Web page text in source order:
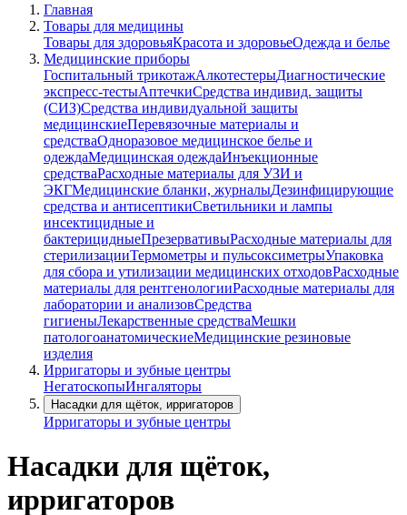
Главная
Товары для медицины
Товары для здоровьяКрасота и здоровьеОдежда и белье
Медицинские приборы
Госпитальный трикотажАлкотестерыДиагностические
экспресс-тестыАптечкиСредства индивид. защиты
(СИЗ)Средства индивидуальной защиты
медицинскиеПеревязочные материалы и
средстваОдноразовое медицинское белье и
одеждаМедицинская одеждаИнъекционные
средстваРасходные материалы для УЗИ и
ЭКГМедицинские бланки, журналыДезинфицирующие
средства и антисептикиСветильники и лампы
инсектицидные и
бактерицидныеПрезервативыРасходные материалы для
стерилизацииТермометры и пульсоксиметрыУпаковка
для сбора и утилизации медицинских отходовРасходные
материалы для рентгенологииРасходные материалы для
лаборатории и анализовСредства
гигиеныЛекарственные средстваМешки
патологоанатомическиеМедицинские резиновые
изделия
Ирригаторы и зубные центры
НегатоскопыИнгаляторы
Насадки для щёток, ирригаторов
Ирригаторы и зубные центры
Насадки для щёток,
ирригаторов